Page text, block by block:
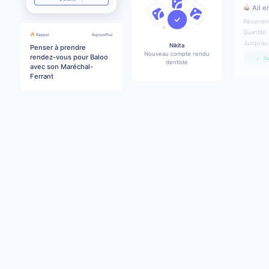
Rappel Aujourd'hui
Penser à prendre
rendez-vous pour Baloo
avec son Maréchal-
Ferrant
Nikita
Nouveau compte rendu
dentiste
Ail
Quantité
Jusqu'au